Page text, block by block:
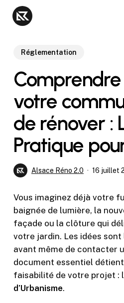
Skip
Réglementation
Comprendre
votre
de rénover :
Pratique
Alsace Réno 2.0 16 juillet
Vous imaginez déjà votre
baignée de lumière, la
façade ou la clôture qui
votre jardin. Les idées sont
avant même de contacter
document essentiel
faisabilité de votre projet :
d’Urbanisme.